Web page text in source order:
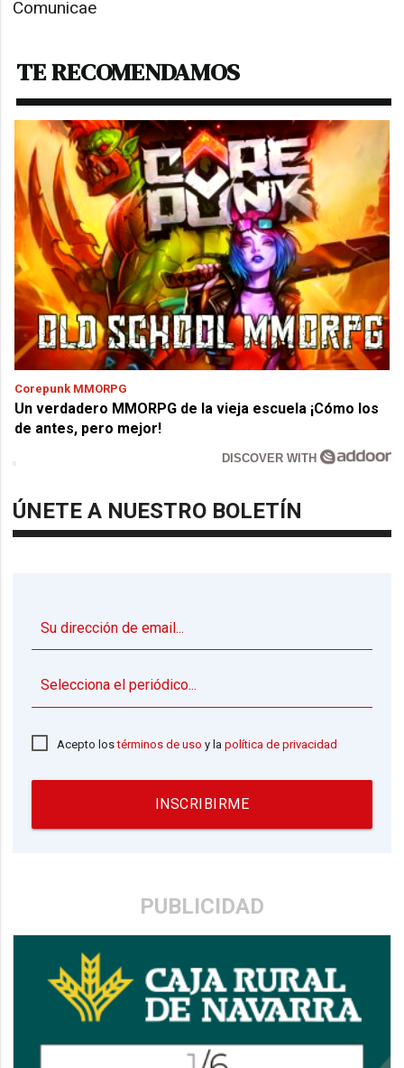
Comunicae
TE RECOMENDAMOS
Corepunk MMORPG
Un verdadero MMORPG de la vieja escuela ¡Cómo los
de antes, pero mejor!
DISCOVER WITH
ÚNETE A NUESTRO BOLETÍN
Acepto lostérminos de uso y lapolítica de privacidad
INSCRIBIRME
PUBLICIDAD